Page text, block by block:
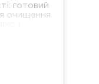
готовий
очищення